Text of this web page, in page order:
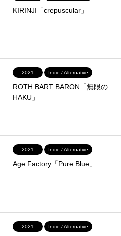
KIRINJI「crepuscular」
2021 Indie / Alternative
ROTH BART BARON「無限の
HAKU」
2021 Indie / Alternative
Age Factory「Pure Blue」
2021 Indie / Alternative